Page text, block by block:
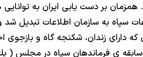
بر دست يابى ايران به
سپاه به سازمان اطلاعات تبديل
داراى زندان، شكنجه گاه و
سابقه ى فرماندهان سپاه در